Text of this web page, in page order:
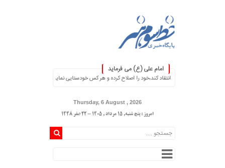
امام علی (ع) می فرماید
را اصلاح کرده و هر کس خودستایی نماید٬ پس به تحقیق خویش را تباه نموده است. ۞
Thursday, 6 August , 2026
امروز : پنج شنبه, ۱۵ مرداد , ۱۴۰۵ - 22 صفر 1448